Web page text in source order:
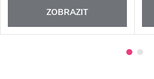
ZOBRAZIT